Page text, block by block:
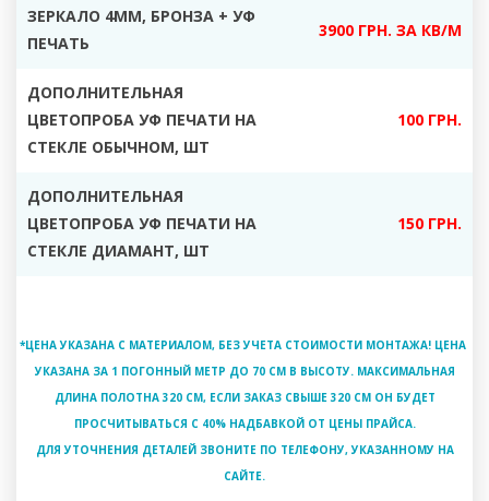
ЗЕРКАЛО 4ММ, БРОНЗА + УФ
ПЕЧАТЬ
3900 ГРН. ЗА КВ/М
ДОПОЛНИТЕЛЬНАЯ
ЦВЕТОПРОБА УФ ПЕЧАТИ НА
СТЕКЛЕ ОБЫЧНОМ, ШТ
100 ГРН.
ДОПОЛНИТЕЛЬНАЯ
ЦВЕТОПРОБА УФ ПЕЧАТИ НА
СТЕКЛЕ ДИАМАНТ, ШТ
150 ГРН.
*ЦЕНА УКАЗАНА С МАТЕРИАЛОМ, БЕЗ УЧЕТА СТОИМОСТИ МОНТАЖА! ЦЕНА
УКАЗАНА ЗА 1 ПОГОННЫЙ МЕТР ДО 70 СМ В ВЫСОТУ. МАКСИМАЛЬНАЯ
ДЛИНА ПОЛОТНА 320 СМ, ЕСЛИ ЗАКАЗ СВЫШЕ 320 СМ ОН БУДЕТ
ПРОСЧИТЫВАТЬСЯ С 40% НАДБАВКОЙ ОТ ЦЕНЫ ПРАЙСА.
ДЛЯ УТОЧНЕНИЯ ДЕТАЛЕЙ ЗВОНИТЕ ПО ТЕЛЕФОНУ, УКАЗАННОМУ НА
САЙТЕ.